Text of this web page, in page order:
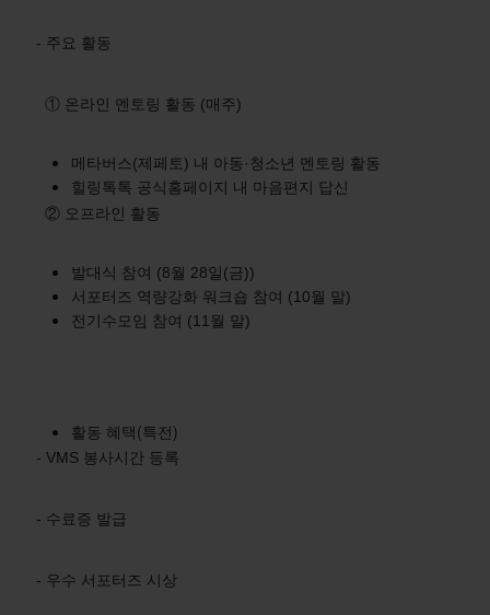
- 주요 활동
① 온라인 멘토링 활동 (매주)
메타버스(제페토) 내 아동·청소년 멘토링 활동
힐링톡톡 공식홈페이지 내 마음편지 답신
② 오프라인 활동
발대식 참여 (8월 28일(금))
서포터즈 역량강화 워크숍 참여 (10월 말)
전기수모임 참여 (11월 말)
활동 혜택(특전)
- VMS 봉사시간 등록
- 수료증 발급
- 우수 서포터즈 시상